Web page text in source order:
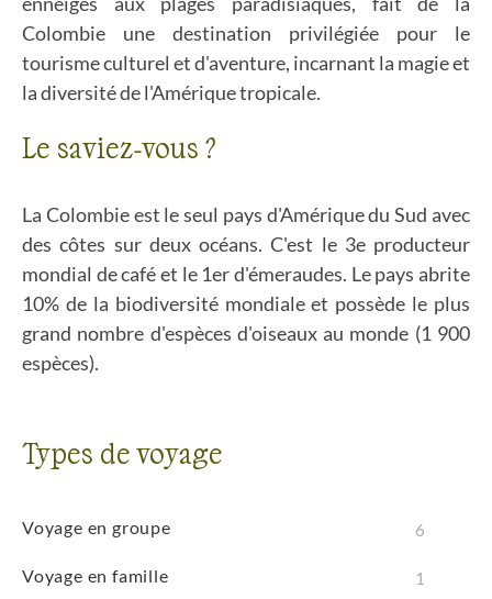
Colombie une destination privilégiée pour le
tourisme culturel et d'aventure, incarnant la magie et
la diversité de l'Amérique tropicale.
Le saviez-vous ?
La Colombie est le seul pays d'Amérique du Sud avec
des côtes sur deux océans. C'est le 3e producteur
mondial de café et le 1er d'émeraudes. Le pays abrite
10% de la biodiversité mondiale et possède le plus
grand nombre d'espèces d'oiseaux au monde (1 900
espèces).
Types de voyage
Voyage en groupe 6
Voyage en famille 1